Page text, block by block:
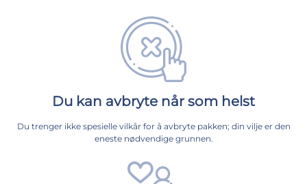
Du kan avbryte når som helst
Du trenger ikke spesielle vilkår for å avbryte pakken; din vilje er den
eneste nødvendige grunnen.